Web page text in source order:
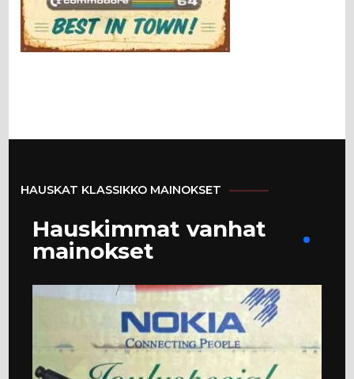
HAUSKAT KLASSIKKO MAINOKSET
Hauskimmat vanhat
mainokset